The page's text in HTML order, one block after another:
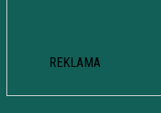
REKLAMA